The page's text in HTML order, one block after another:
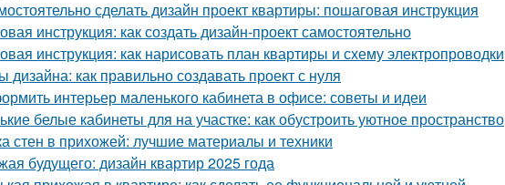
сделать дизайн проект квартиры: пошаговая инструкция
инструкция: как создать дизайн-проект самостоятельно
инструкция: как нарисовать план квартиры и схему электропроводки
дизайна: как правильно создавать проект с нуля
интерьер маленького кабинета в офисе: советы и идеи
белые кабинеты для на участке: как обустроить уютное пространство
стен в прихожей: лучшие материалы и техники
будущего: дизайн квартир 2025 года